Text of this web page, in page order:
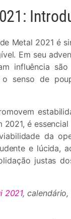
Metal 2021 é
Em seu
influência
o senso de
é
da
e lúcida,
justas
2021,